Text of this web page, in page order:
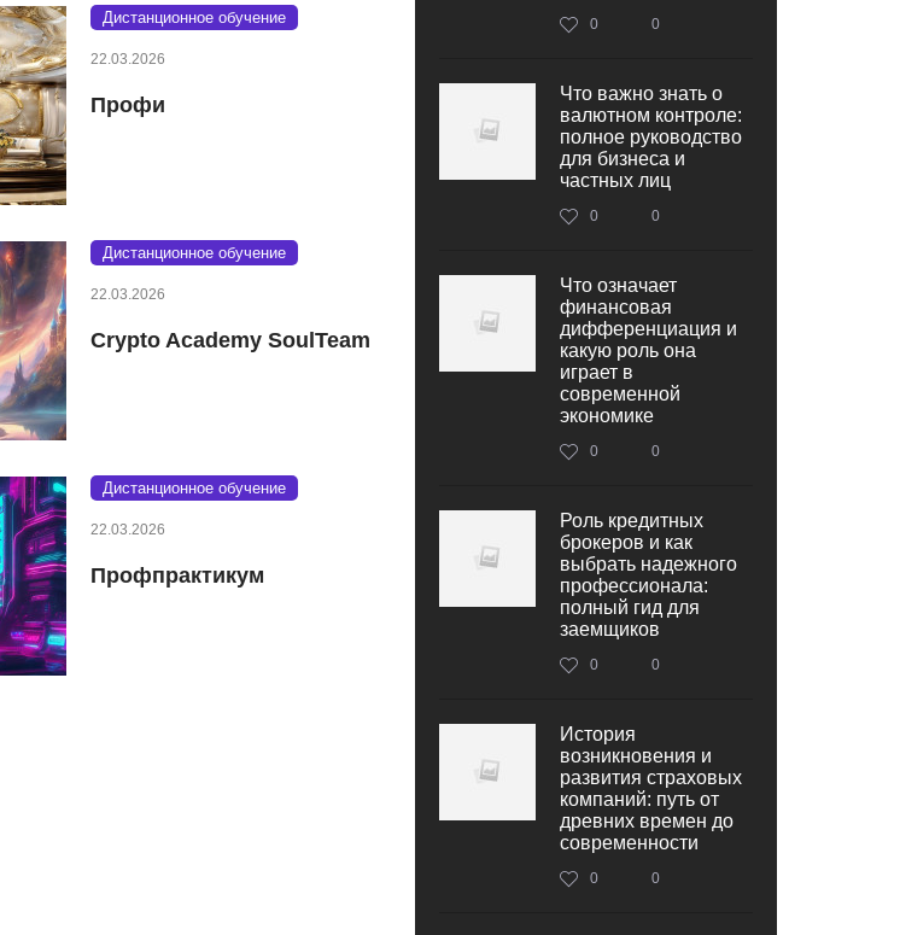
Дистанционное обучение
22.03.2026
Профи
Дистанционное обучение
22.03.2026
Crypto Academy SoulTeam
Дистанционное обучение
22.03.2026
Профпрактикум
0 0
Что важно знать о
валютном контроле:
полное руководство
для бизнеса и
частных лиц
0 0
Что означает
финансовая
дифференциация и
какую роль она
играет в
современной
экономике
0 0
Роль кредитных
брокеров и как
выбрать надежного
профессионала:
полный гид для
заемщиков
0 0
История
возникновения и
развития страховых
компаний: путь от
древних времен до
современности
0 0